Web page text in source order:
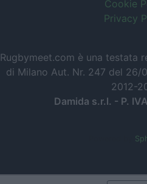
Cookie
Privacy
Rugbymeet.com è una testata
di Milano Aut. Nr. 247 del 26/
2012-
Damida s.r.l. - P.